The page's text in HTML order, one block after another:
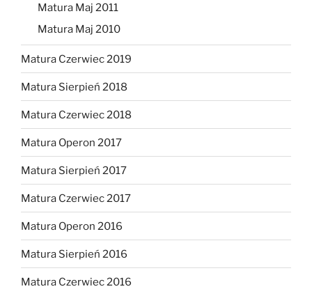
Matura Maj 2011
Matura Maj 2010
Matura Czerwiec 2019
Matura Sierpień 2018
Matura Czerwiec 2018
Matura Operon 2017
Matura Sierpień 2017
Matura Czerwiec 2017
Matura Operon 2016
Matura Sierpień 2016
Matura Czerwiec 2016